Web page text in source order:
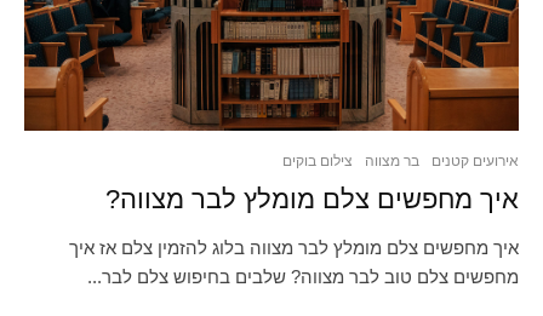
אירועים קטנים בר מצווה צילום בוקים
איך מחפשים צלם מומלץ לבר מצווה?
איך מחפשים צלם מומלץ לבר מצווה בלוג להזמין צלם אז איך
מחפשים צלם טוב לבר מצווה? שלבים בחיפוש צלם לבר...